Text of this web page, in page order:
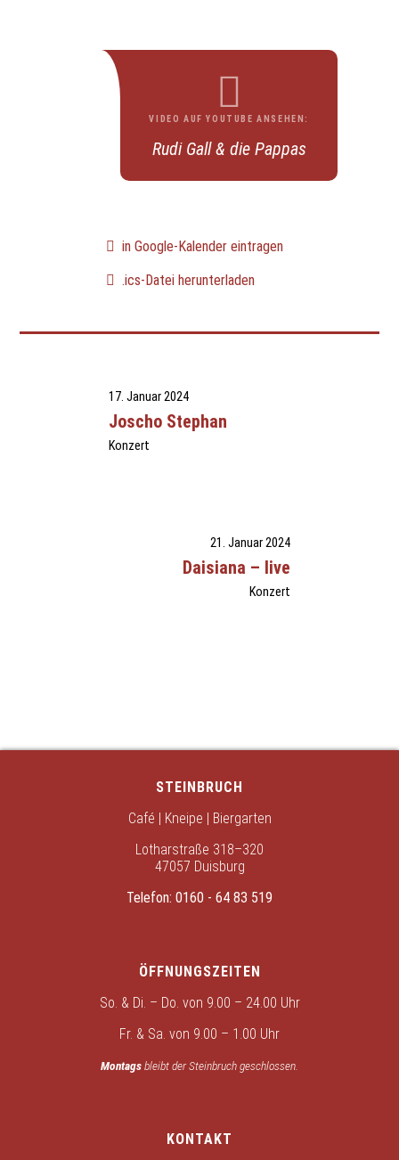
VIDEO AUF YOUTUBE ANSEHEN:
Rudi Gall & die Pappas
in Google-Kalender eintragen
.ics-Datei herunterladen
17. Januar 2024
Joscho Stephan
Konzert
21. Januar 2024
Daisiana – live
Konzert
STEINBRUCH
Café | Kneipe | Biergarten
Lotharstraße 318–320
47057 Duisburg
Telefon: 0160 - 64 83 519
ÖFFNUNGSZEITEN
So. & Di. – Do. von 9.00 – 24.00 Uhr
Fr. & Sa. von 9.00 – 1.00 Uhr
Montagsbleibt der Steinbruch geschlossen.
KONTAKT